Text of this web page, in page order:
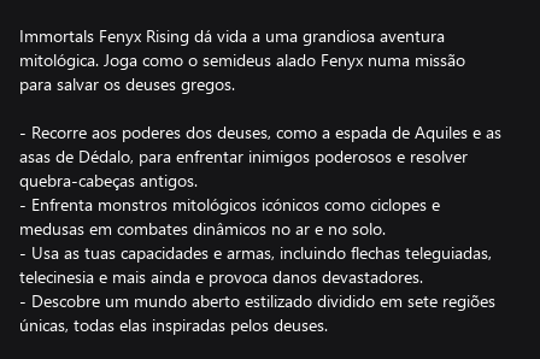
Immortals Fenyx Rising dá vida a uma grandiosa aventura
mitológica. Joga como o semideus alado Fenyx numa missão
para salvar os deuses gregos.
- Recorre aos poderes dos deuses, como a espada de Aquiles e as
asas de Dédalo, para enfrentar inimigos poderosos e resolver
quebra-cabeças antigos.
- Enfrenta monstros mitológicos icónicos como ciclopes e
medusas em combates dinâmicos no ar e no solo.
- Usa as tuas capacidades e armas, incluindo flechas teleguiadas,
telecinesia e mais ainda e provoca danos devastadores.
- Descobre um mundo aberto estilizado dividido em sete regiões
únicas, todas elas inspiradas pelos deuses.